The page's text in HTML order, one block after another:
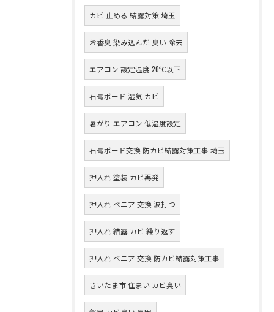
カビ 止める 結露対策 埼玉
お香臭 染み込んだ 臭い 除去
エアコン 設定温度 20℃以下
石膏ボード 湿気 カビ
暑がり エアコン 低温度設定
石膏ボード交換 防カビ結露対策工事 埼玉
押入れ 塗装 カビ再発
押入れ ベニア 交換 波打つ
押入れ 結露 カビ 繰り返す
押入れ ベニア 交換 防カビ結露対策工事
さいたま市 住まい カビ臭い